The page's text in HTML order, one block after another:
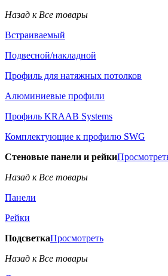
Назад к Все товары
Встраиваемый
Подвесной/накладной
Профиль для натяжных потолков
Алюминиевые профили
Профиль KRAAB Systems
Комплектующие к профилю SWG
Стеновые панели и рейки
Назад к Все товары
Панели
Рейки
ПодсветкаПросмотреть
Назад к Все товары